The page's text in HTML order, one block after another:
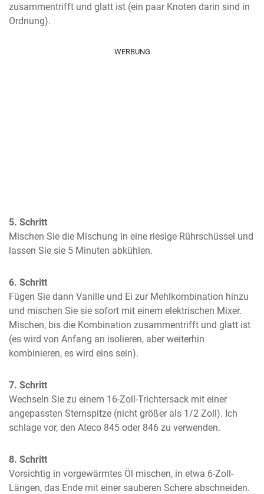
zusammentrifft und glatt ist (ein paar Knoten darin sind in
Ordnung).
WERBUNG
5. Schritt
Mischen Sie die Mischung in eine riesige Rührschüssel und
lassen Sie sie 5 Minuten abkühlen.
6. Schritt
Fügen Sie dann Vanille und Ei zur Mehlkombination hinzu
und mischen Sie sie sofort mit einem elektrischen Mixer.
Mischen, bis die Kombination zusammentrifft und glatt ist
(es wird von Anfang an isolieren, aber weiterhin
kombinieren, es wird eins sein).
7. Schritt
Wechseln Sie zu einem 16-Zoll-Trichtersack mit einer
angepassten Sternspitze (nicht größer als 1/2 Zoll). Ich
schlage vor, den Ateco 845 oder 846 zu verwenden.
8. Schritt
Vorsichtig in vorgewärmtes Öl mischen, in etwa 6-Zoll-
Längen, das Ende mit einer sauberen Schere abschneiden.